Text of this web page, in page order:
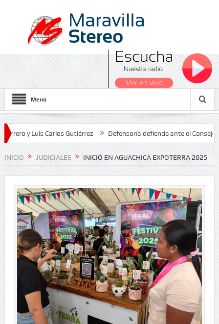
Menú
Luis Carlos Gutiérrez Defensoría defiende ante el Consejo de
Nacionales 2026
INICIO JUDICIALES INICIÓ EN AGUACHICA EXPOTERRA 2025